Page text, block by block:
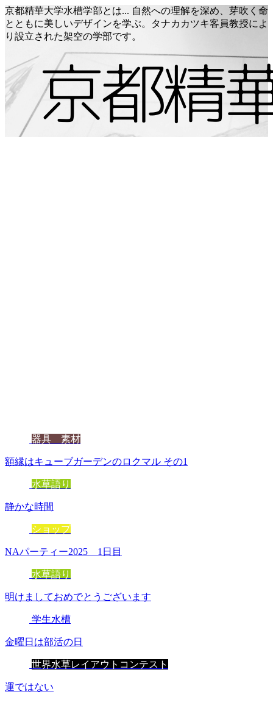
京都精華大学水槽学部とは... 自然への理解を深め、芽吹く命
とともに美しいデザインを学ぶ。タナカカツキ客員教授によ
り設立された架空の学部です。
器具 素材
額縁はキューブガーデンのロクマル その1
水草語り
静かな時間
ショップ
NAパーティー2025 1日目
水草語り
明けましておめでとうございます
学生水槽
金曜日は部活の日
世界水草レイアウトコンテスト
運ではない